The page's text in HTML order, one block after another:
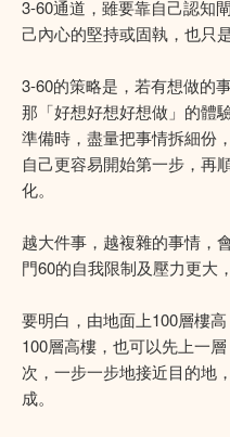
3-60通道，雖要靠自己認知
己內心的堅持或固執，也只
3-60的策略是，若有想做的
那「好想好想好想做」的體
準備時，盡量把事情拆細份
自己更容易開始第一步，再
化。
越大件事，越複雜的事情，
門60的自我限制及壓力更大
要明白，由地面上100層樓
100層高樓，也可以先上一
次，一步一步地接近目的地
成。